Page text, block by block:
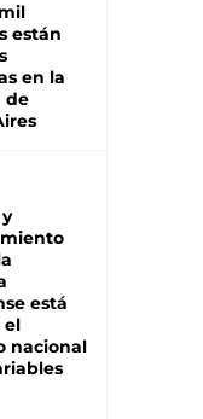
están
en la
de
está
el
nacional